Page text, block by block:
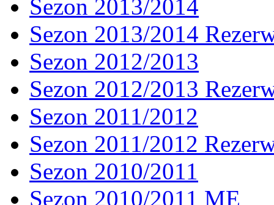
Sezon 2013/2014
Sezon 2013/2014
Sezon 2012/2013
Sezon 2012/2013
Sezon 2011/2012
Sezon 2011/2012
Sezon 2010/2011
Sezon 2010/2011 ME